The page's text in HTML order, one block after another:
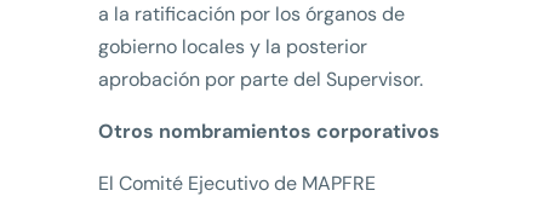
a la ratificación por los órganos de
gobierno locales y la posterior
aprobación por parte del Supervisor.
Otros nombramientos corporativos
El Comité Ejecutivo de MAPFRE